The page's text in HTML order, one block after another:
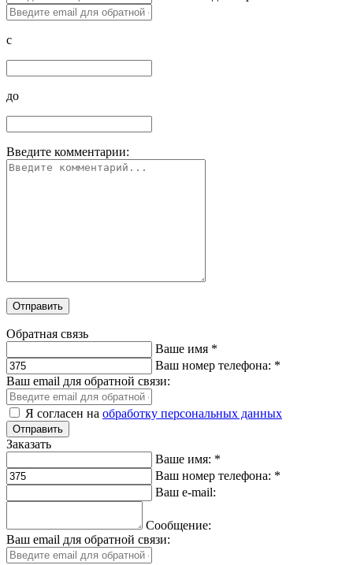
c
до
Введите комментарии:
Отправить
Обратная связь
Ваше имя *
Ваш номер телефона: *
Ваш email для обратной связи:
Я согласен на обработку персональных данных
Заказать
Ваше имя: *
Ваш номер телефона: *
Ваш e-mail:
Сообщение:
Ваш email для обратной связи: